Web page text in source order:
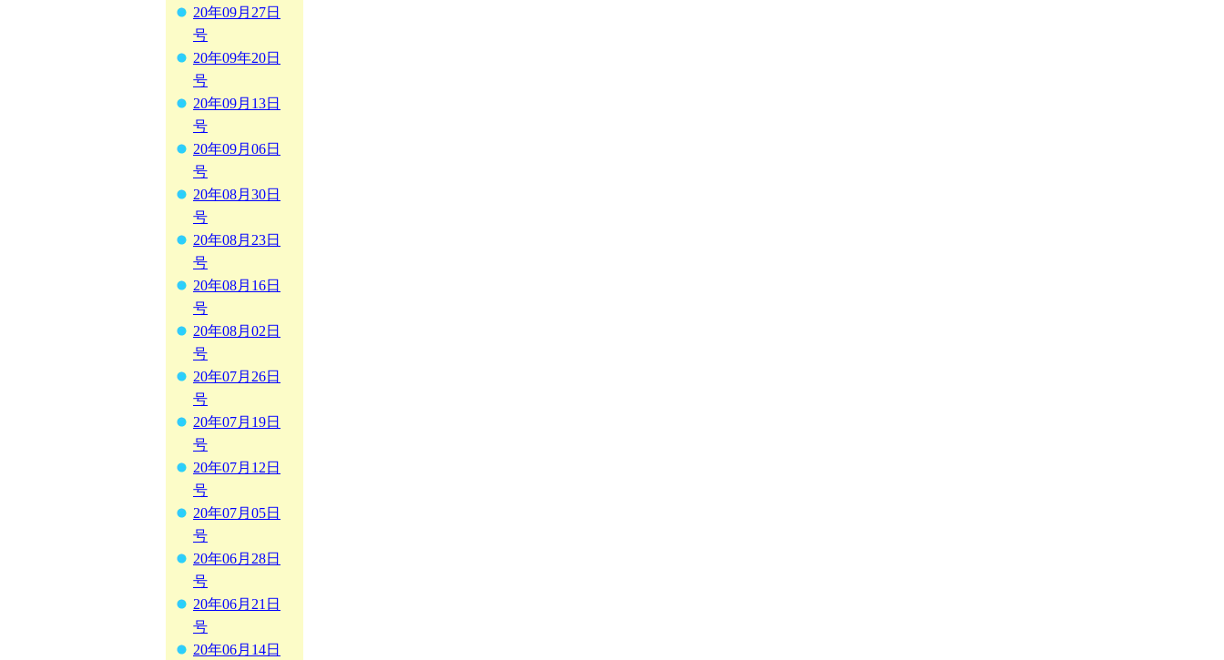
20年09月27日
号
20年09年20日
号
20年09月13日
号
20年09月06日
号
20年08月30日
号
20年08月23日
号
20年08月16日
号
20年08月02日
号
20年07月26日
号
20年07月19日
号
20年07月12日
号
20年07月05日
号
20年06月28日
号
20年06月21日
号
20年06月14日